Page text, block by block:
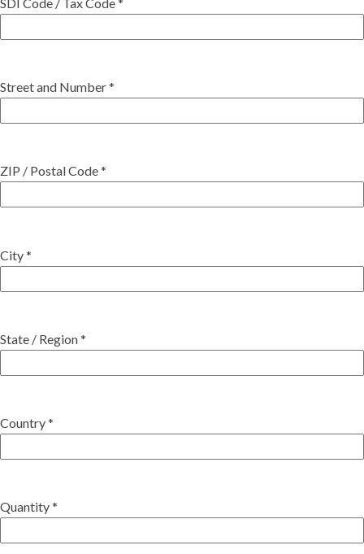
Street and Number *
ZIP / Postal Code *
City *
State / Region *
Country *
Quantity *